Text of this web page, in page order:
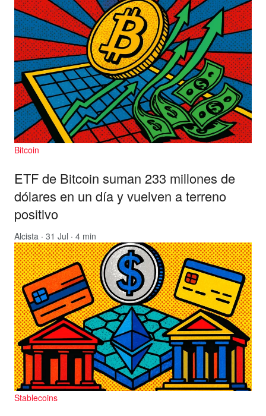
Bitcoin
ETF de Bitcoin suman 233 millones de
dólares en un día y vuelven a terreno
positivo
Alcista · 31 Jul · 4 min
Stablecoins